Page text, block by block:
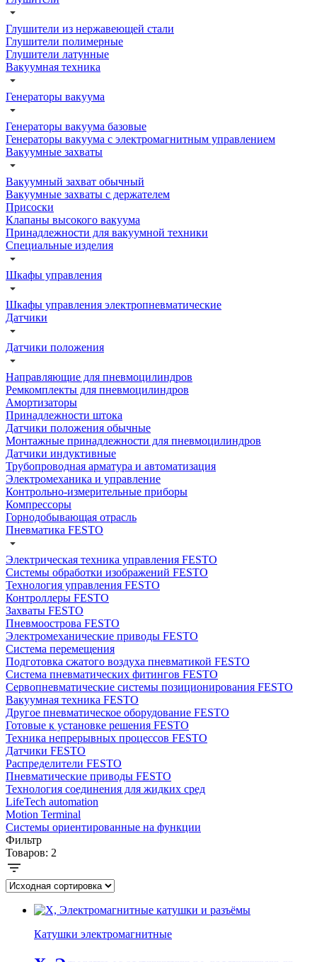
Глушители из нержавеющей стали
Глушители полимерные
Глушители латунные
Вакуумная техника
Генераторы вакуума
Генераторы вакуума базовые
Генераторы вакуума с электромагнитным управлением
Вакуумные захваты
Вакуумный захват обычный
Вакуумные захваты с держателем
Присоски
Клапаны высокого вакуума
Принадлежности для вакуумной техники
Специальные изделия
Шкафы управления
Шкафы управления электропневматические
Датчики
Датчики положения
Направляющие для пневмоцилиндров
Ремкомплекты для пневмоцилиндров
Амортизаторы
Принадлежности штока
Датчики положения обычные
Монтажные принадлежности для пневмоцилиндров
Датчики индуктивные
Трубопроводная арматура и автоматизация
Электромеханика и управление
Контрольно-измерительные приборы
Компрессоры
Горнодобывающая отрасль
Пневматика FESTO
Электрическая техника управления FESTO
Системы обработки изображений FESTO
Технология управления FESTO
Контроллеры FESTO
Захваты FESTO
Пневмоострова FESTO
Электромеханические приводы FESTO
Система перемещения
Подготовка сжатого воздуха пневматикой FESTO
Система пневматических фитингов FESTO
Сервопневматические системы позиционирования FESTO
Вакуумная техника FESTO
Другое пневматическое оборудование FESTO
Готовые к установке решения FESTO
Техника непрерывных процессов FESTO
Датчики FESTO
Распределители FESTO
Пневматические приводы FESTO
Технология соединения для жидких сред
LifeTech automation
Motion Terminal
Системы ориентированные на функции
Фильтр
Товаров: 2
Катушки электромагнитные